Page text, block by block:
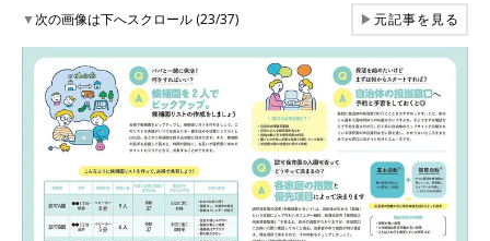
▼次の画像は下へスクロール (23/37) ▶元記事を見る